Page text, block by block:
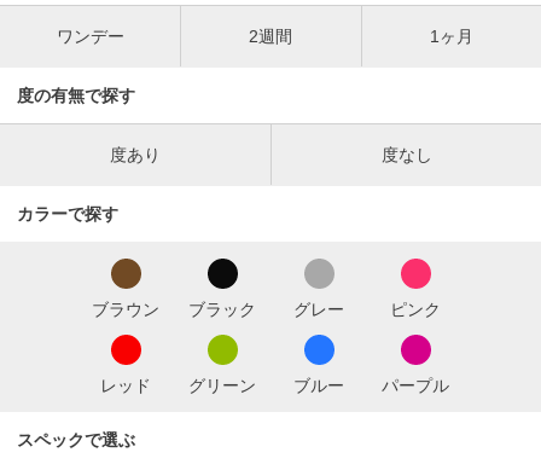
ワンデー 2週間 1ヶ月
度の有無で探す
度あり 度なし
カラーで探す
ブラウン ブラック グレー ピンク
レッド グリーン ブルー パープル
スペックで選ぶ